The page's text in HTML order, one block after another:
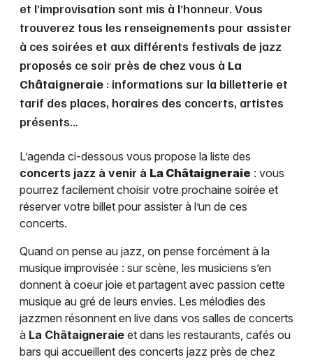
et l’improvisation sont mis à l’honneur. Vous
trouverez tous les renseignements pour assister
à ces soirées et aux différents festivals de jazz
proposés ce soir près de chez vous à La
Châtaigneraie : informations sur la billetterie et
tarif des places, horaires des concerts, artistes
présents…
L’agenda ci-dessous vous propose la liste des
concerts jazz à venir à La Châtaigneraie : vous
pourrez facilement choisir votre prochaine soirée et
réserver votre billet pour assister à l’un de ces
concerts.
Quand on pense au jazz, on pense forcément à la
musique improvisée : sur scène, les musiciens s’en
donnent à coeur joie et partagent avec passion cette
musique au gré de leurs envies. Les mélodies des
jazzmen résonnent en live dans vos salles de concerts
à La Châtaigneraie et dans les restaurants, cafés ou
bars qui accueillent des concerts jazz près de chez